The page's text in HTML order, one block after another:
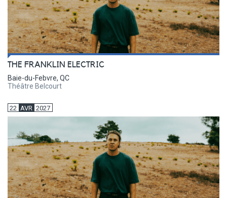
THE FRANKLIN ELECTRIC
Baie-du-Febvre, QC
Théâtre Belcourt
22 AVR 2027